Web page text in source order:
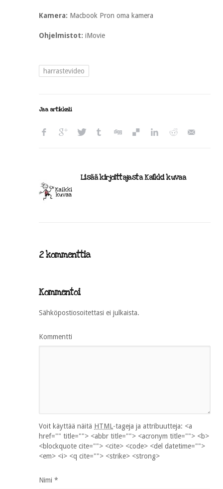
Kamera: Macbook Pron oma kamera
Ohjelmistot: iMovie
harrastevideo
Jaa artikkeli
Lisää kirjoittajasta Kaikki kuvaa
2 kommenttia
Kommentoi
Sähköpostiosoitettasi ei julkaista.
Kommentti
Voit käyttää näitä HTML-tageja ja attribuutteja: <a
href="" title=""> <abbr title=""> <acronym title=""> <b>
<blockquote cite=""> <cite> <code> <del datetime="">
<em> <i> <q cite=""> <strike> <strong>
Nimi *